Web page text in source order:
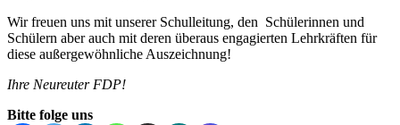
Wir freuen uns mit unserer Schulleitung, den Schülerinnen und
Schülern aber auch mit deren überaus engagierten Lehrkräften für
diese außergewöhnliche Auszeichnung!
Ihre Neureuter FDP!
Bitte folge uns